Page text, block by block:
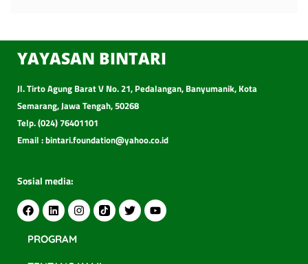
YAYASAN BINTARI
Jl. Tirto Agung Barat V No. 21, Pedalangan, Banyumanik, Kota
Semarang, Jawa Tengah, 50268
Telp. (024) 76401101
Email : bintari.foundation@yahoo.co.id
Sosial media:
PROGRAM